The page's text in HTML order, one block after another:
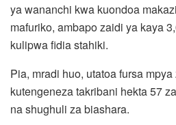
ya wananchi kwa kuondoa
mafuriko, ambapo zaidi ya kaya
kulipwa fidia stahiki.
Pia, mradi huo, utatoa fursa
kutengeneza takribani hekta 57
na shughuli za biashara.